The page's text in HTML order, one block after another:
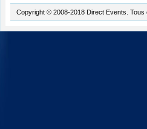
Copyright © 2008-2018 Direct Events. Tous